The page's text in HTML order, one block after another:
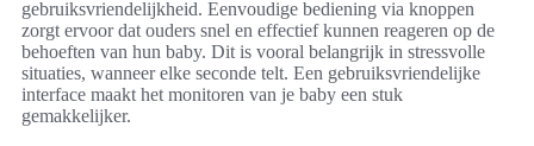
gebruiksvriendelijkheid. Eenvoudige bediening via knoppen
zorgt ervoor dat ouders snel en effectief kunnen reageren op de
behoeften van hun baby. Dit is vooral belangrijk in stressvolle
situaties, wanneer elke seconde telt. Een gebruiksvriendelijke
interface maakt het monitoren van je baby een stuk
gemakkelijker.